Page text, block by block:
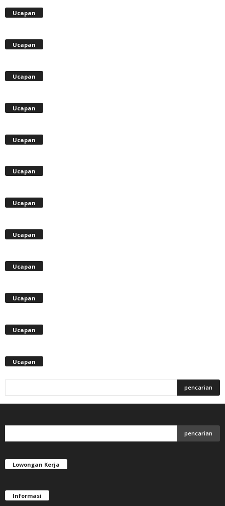
Ucapan
Ucapan
Ucapan
Ucapan
Ucapan
Ucapan
Ucapan
Ucapan
Ucapan
Ucapan
Ucapan
Ucapan
Lowongan Kerja
Informasi